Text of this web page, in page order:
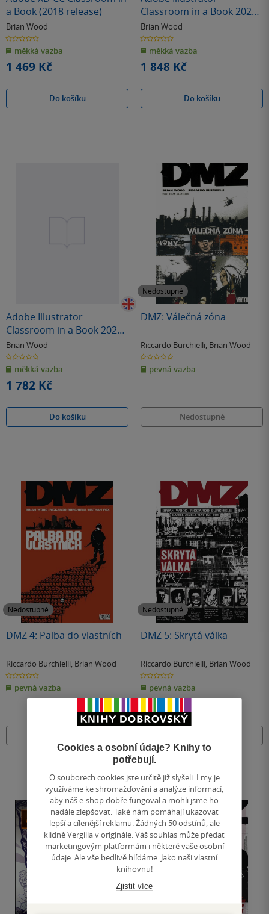
a Book (2018 release)
Brian Wood
0.0
z
5
hvězdiček
měkká vazba
1 469 Kč
Do košíku
Classroom in a Book 2025
Release
Brian Wood
0.0
z
5
hvězdiček
měkká vazba
1 848 Kč
Do košíku
Adobe Illustrator
Classroom in a Book 2026
Release
Brian Wood
0.0
z
5
hvězdiček
měkká vazba
1 782 Kč
Do košíku
Nedostupné
DMZ: Válečná zóna
Riccardo Burchielli, Brian Wood
0.0
z
5
hvězdiček
pevná vazba
Nedostupné
Nedostupné
DMZ 4: Palba do vlastních
Riccardo Burchielli, Brian Wood
0.0
z
5
hvězdiček
pevná vazba
Nedostupné
DMZ 5: Skrytá válka
Riccardo Burchielli, Brian Wood
0.0
z
5
hvězdiček
pevná vazba
Cookies a osobní údaje? Knihy to
potřebují.
O souborech cookies jste určitě již slyšeli. I my je
využíváme ke shromažďování a analýze informací,
aby náš e-shop dobře fungoval a mohli jsme ho
nadále zlepšovat. Také nám pomáhají ukazovat
lepší a cílenější reklamu. Žádných 50 odstínů, ale
klidně Vergilia v originále. Váš souhlas může předat
marketingovým platformám i některé vaše osobní
údaje. Ale vše bedlivě hlídáme. Jako naši vlastní
knihovnu!
Zjistit více